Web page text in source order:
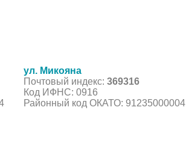
ул. Микояна
Почтовый индекс: 369316
Код ИФНС: 0916
Районный код ОКАТО: 91235000004